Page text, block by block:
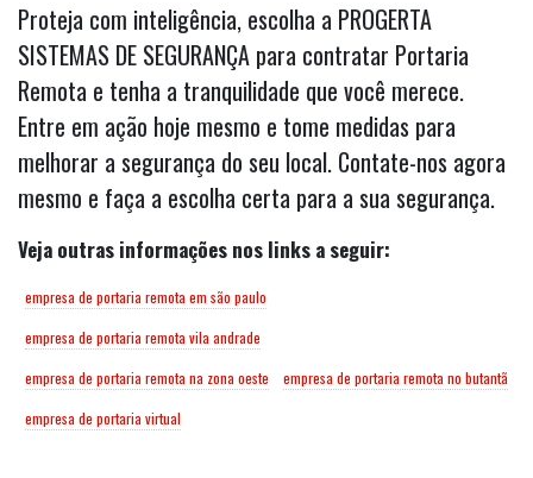
Proteja com inteligência, escolha a PROGERTA
SISTEMAS DE SEGURANÇA para contratar Portaria
Remota e tenha a tranquilidade que você merece.
Entre em ação hoje mesmo e tome medidas para
melhorar a segurança do seu local. Contate-nos agora
mesmo e faça a escolha certa para a sua segurança.
Veja outras informações nos links a seguir:
empresa de portaria remota em são paulo
empresa de portaria remota vila andrade
empresa de portaria remota na zona oeste
empresa de portaria remota no butantã
empresa de portaria virtual